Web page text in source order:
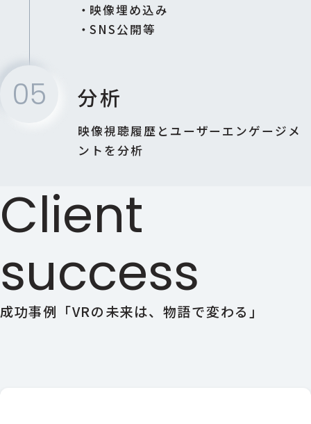
映像埋め込み
SNS公開等
05 分析
映像視聴履歴とユーザーエンゲージメ
ントを分析
Client
success
成功事例「VRの未来は、物語で変わる」